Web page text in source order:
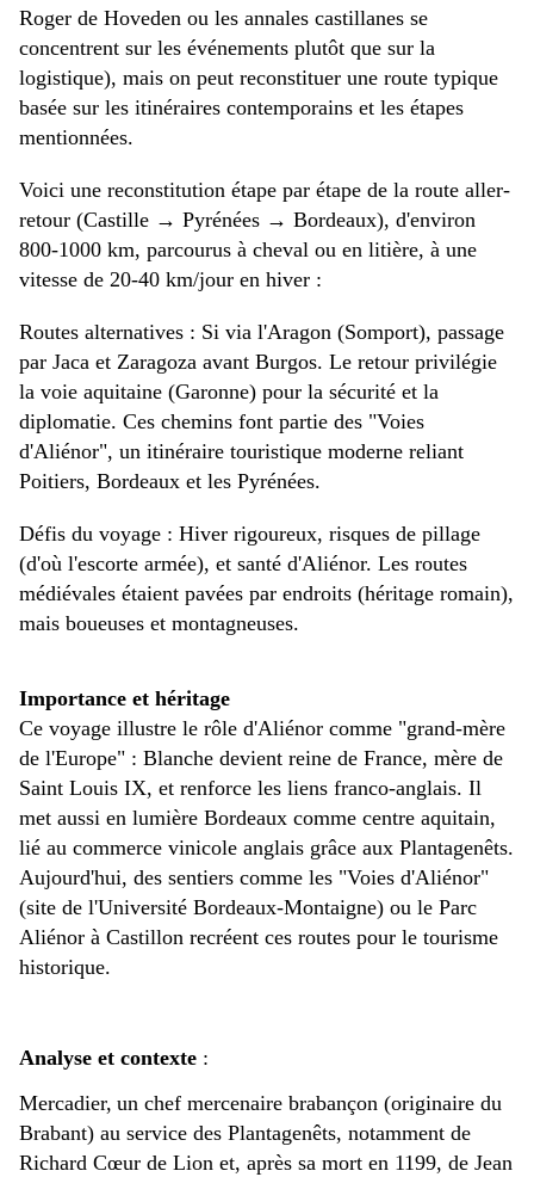
Roger de Hoveden ou les annales castillanes se
concentrent sur les événements plutôt que sur la
logistique), mais on peut reconstituer une route typique
basée sur les itinéraires contemporains et les étapes
mentionnées.
Voici une reconstitution étape par étape de la route aller-
retour (Castille → Pyrénées → Bordeaux), d'environ
800-1000 km, parcourus à cheval ou en litière, à une
vitesse de 20-40 km/jour en hiver :
Routes alternatives : Si via l'Aragon (Somport), passage
par Jaca et Zaragoza avant Burgos. Le retour privilégie
la voie aquitaine (Garonne) pour la sécurité et la
diplomatie. Ces chemins font partie des "Voies
d'Aliénor", un itinéraire touristique moderne reliant
Poitiers, Bordeaux et les Pyrénées.
Défis du voyage : Hiver rigoureux, risques de pillage
(d'où l'escorte armée), et santé d'Aliénor. Les routes
médiévales étaient pavées par endroits (héritage romain),
mais boueuses et montagneuses.
Importance et héritage
Ce voyage illustre le rôle d'Aliénor comme "grand-mère
de l'Europe" : Blanche devient reine de France, mère de
Saint Louis IX, et renforce les liens franco-anglais. Il
met aussi en lumière Bordeaux comme centre aquitain,
lié au commerce vinicole anglais grâce aux Plantagenêts.
Aujourd'hui, des sentiers comme les "Voies d'Aliénor"
(site de l'Université Bordeaux-Montaigne) ou le Parc
Aliénor à Castillon recréent ces routes pour le tourisme
historique.
Analyse et contexte :
Mercadier, un chef mercenaire brabançon (originaire du
Brabant) au service des Plantagenêts, notamment de
Richard Cœur de Lion et, après sa mort en 1199, de Jean